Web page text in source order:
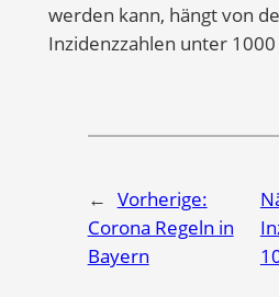
werden kann, hängt von
Inzidenzzahlen unter 1000
← Vorherige:
Corona Regeln in
Bayern